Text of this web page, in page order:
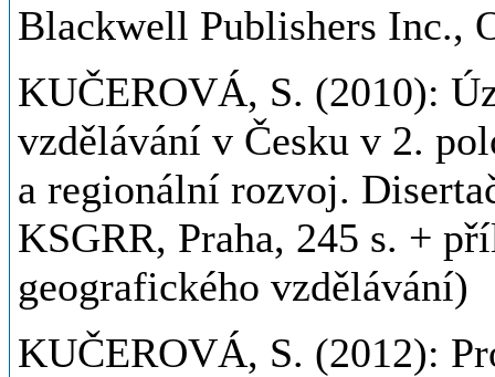
Blackwell Publishers Inc.,
KUČEROVÁ, S. (2010):
vzdělávání v Česku v 2.
a regionální rozvoj.
KSGRR, Praha, 245 s. +
geografického vzdělávání)
KUČEROVÁ, S. (2012):